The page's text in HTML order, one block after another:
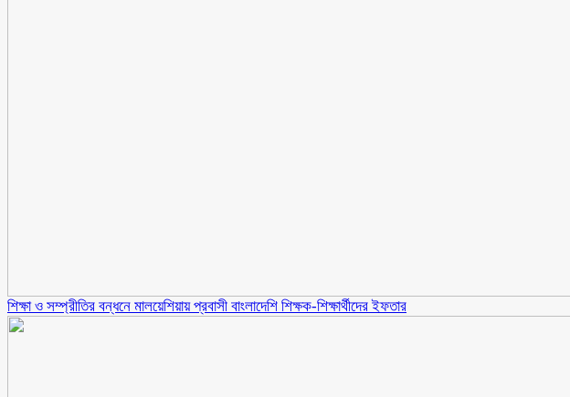
শিক্ষা ও সম্প্রীতির বন্ধনে মালয়েশিয়ায় প্রবাসী বাংলাদেশি শিক্ষক-শিক্ষার্থীদের ইফতার